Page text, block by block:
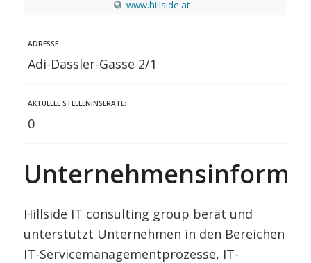
www.hillside.at
ADRESSE
Adi-Dassler-Gasse 2/1
AKTUELLE STELLENINSERATE:
0
Hillside IT consulting group berät und
unterstützt Unternehmen in den Bereichen
IT-Servicemanagementprozesse, IT-